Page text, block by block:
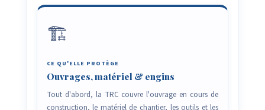
🏗️
CE QU'ELLE PROTÈGE
Ouvrages, matériel & engins
Tout d'abord, la TRC couvre l'ouvrage en cours de
construction, le matériel de chantier, les outils et les